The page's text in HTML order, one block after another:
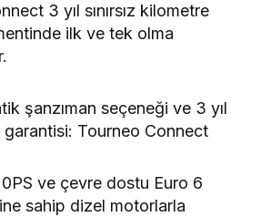
3 yıl sınırsız kilometre
ilk ve tek olma
şanzıman seçeneği ve 3 yıl
garantisi: Tourneo Connect
ve çevre dostu Euro 6
sahip dizel motorlarla